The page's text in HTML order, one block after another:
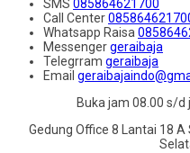
SMS 085864621700
Call Center
Whatsapp Raisa
Messengergeraibaja
Telegrram geraibaja
Email
Buka jam 08.00 s/
Gedung Office 8 Lantai 18